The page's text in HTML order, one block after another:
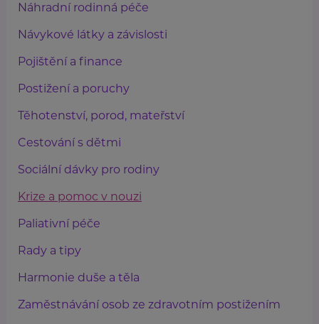
Náhradní rodinná péče
Návykové látky a závislosti
Pojištění a finance
Postižení a poruchy
Těhotenství, porod, mateřství
Cestování s dětmi
Sociální dávky pro rodiny
Krize a pomoc v nouzi
Paliativní péče
Rady a tipy
Harmonie duše a těla
Zaměstnávání osob ze zdravotním postižením